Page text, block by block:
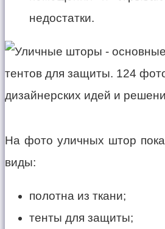
недостатки.
На фото уличных штор
виды:
полотна из ткани;
тенты для защиты;